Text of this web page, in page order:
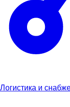
Логистика и